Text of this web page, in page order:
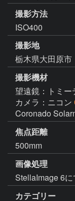
撮影方法
ISO400
撮影地
栃木県大田原市
撮影機材
望遠鏡：トミー
カメラ：ニコン
Coronado
焦点距離
500mm
画像処理
StellaImage 6
カテゴリー